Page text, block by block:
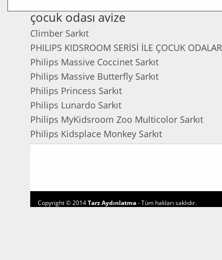
çocuk odası avize
Climber Sarkıt
PHILIPS KIDSROOM SERİSİ İLE ÇOCUK
Philips Massive Coccinet Sarkıt
Philips Massive Butterfly Sarkıt
Philips Princess Sarkıt
Philips Lunardo Sarkıt
Philips MyKidsroom Zoo Multicolor Sarkıt
Philips Kidsplace Monkey Sarkıt
Copyright © 2014Tarz Aydınlatma- Tüm hakları saklıdır.